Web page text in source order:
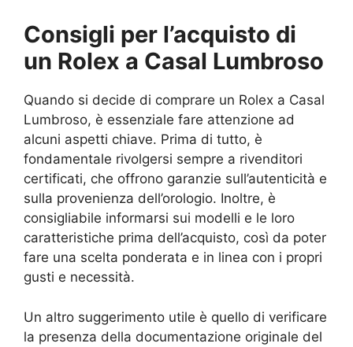
Consigli per l’acquisto di
un Rolex a Casal Lumbroso
Quando si decide di comprare un Rolex a Casal
Lumbroso, è essenziale fare attenzione ad
alcuni aspetti chiave. Prima di tutto, è
fondamentale rivolgersi sempre a rivenditori
certificati, che offrono garanzie sull’autenticità e
sulla provenienza dell’orologio. Inoltre, è
consigliabile informarsi sui modelli e le loro
caratteristiche prima dell’acquisto, così da poter
fare una scelta ponderata e in linea con i propri
gusti e necessità.
Un altro suggerimento utile è quello di verificare
la presenza della documentazione originale del